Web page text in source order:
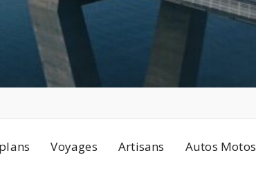
Voyages Artisans Autos Motos